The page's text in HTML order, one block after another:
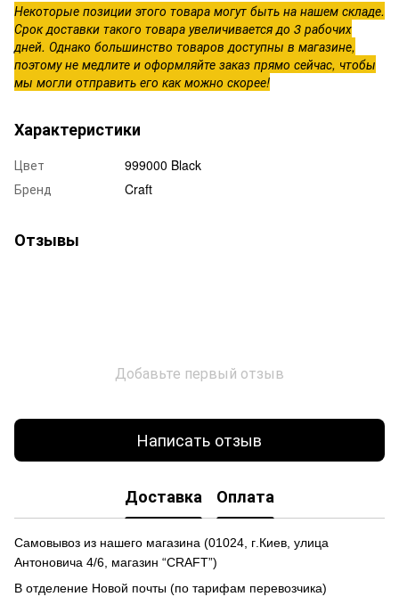
Некоторые позиции этого товара могут быть на нашем складе.
Срок доставки такого товара увеличивается до 3 рабочих
дней. Однако большинство товаров доступны в магазине,
поэтому не медлите и оформляйте заказ прямо сейчас, чтобы
мы могли отправить его как можно скорее!
Характеристики
Цвет
999000 Black
Бренд
Craft
Отзывы
Добавьте первый отзыв
Написать отзыв
Доставка Оплата
Самовывоз из нашего магазина (01024, г .Киев, улица
Антоновича 4/6, магазин “CRAFT”)
В отделение Новой почты (по тарифам перевозчика)